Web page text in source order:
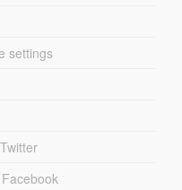
settings